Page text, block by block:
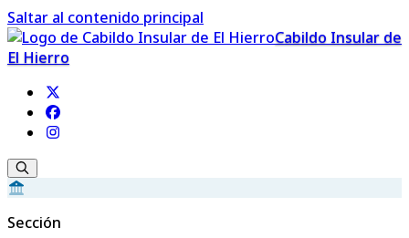
Saltar al contenido principal
Cabildo Insular de
El Hierro
Sección